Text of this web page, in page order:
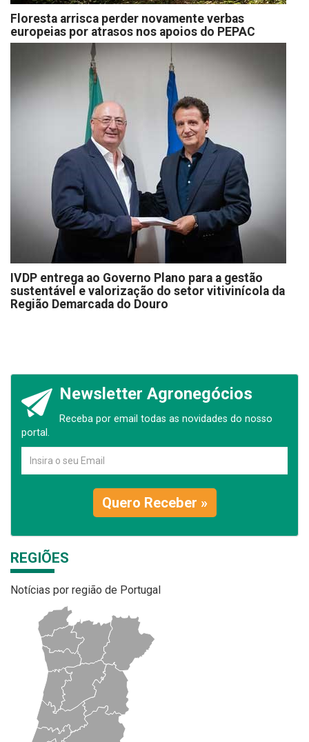
Floresta arrisca perder novamente verbas
europeias por atrasos nos apoios do PEPAC
IVDP entrega ao Governo Plano para a gestão
sustentável e valorização do setor vitivinícola da
Região Demarcada do Douro
Newsletter Agronegócios
Receba por email todas as novidades do nosso
portal.
Quero Receber »
REGIÕES
Notícias por região de Portugal